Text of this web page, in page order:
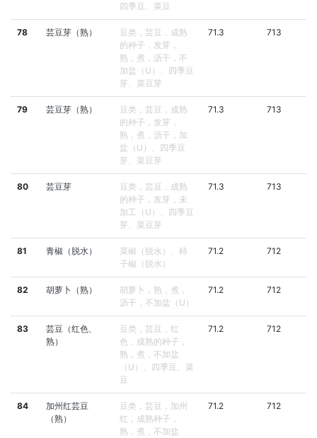
四季豆、菜豆
78 芸豆芽（熟）
豆类，芸豆，成熟
的种子，发芽，
熟，煮，沥干，不
加盐（U）、四季豆
芽、菜豆芽
71.3 713
79 芸豆芽（熟）
豆类，芸豆，成熟
的种子，发芽，
熟，煮，沥干，加
盐（U）、四季豆
芽、菜豆芽
71.3 713
80 芸豆芽
豆类，芸豆，成熟
的种子，发芽，未
加工（U）、四季豆
芽、菜豆芽
71.3 713
81 青椒（脱水）
菜椒（脱水）、柿
子椒（脱水）
71.2 712
82 胡萝卜（熟）
胡萝卜，熟，煮，
沥干，不加盐（U）
71.2 712
83
芸豆（红色、
熟）
豆类，芸豆，红
色，成熟的种子，
熟，煮，不加盐
（U）、四季豆、菜
豆
71.2 712
84
加州红芸豆
（熟）
豆类，芸豆，加州
红，成熟种子，
熟，煮，不加盐
71.2 712